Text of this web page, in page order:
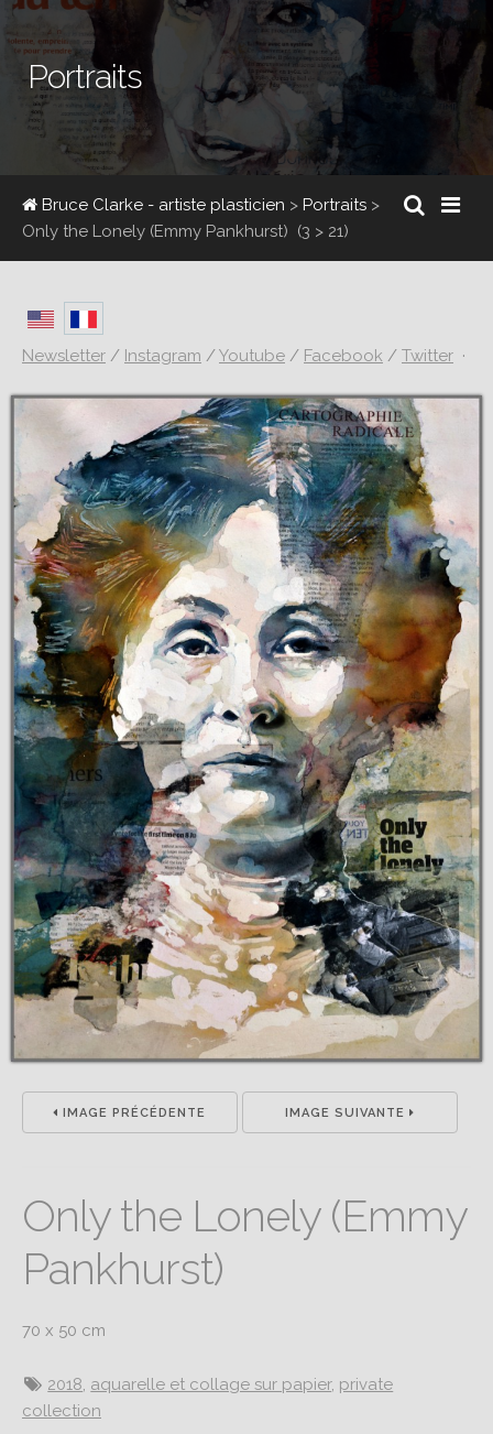
Portraits
Bruce Clarke - artiste plasticien > Portraits >
Only the Lonely (Emmy Pankhurst) (3 > 21)
Newsletter / Instagram /Youtube / Facebook / Twitter ·
IMAGE PRÉCÉDENTE IMAGE SUIVANTE
Only the Lonely (Emmy
Pankhurst)
70 x 50 cm
2018 aquarelle et collage sur papier, private
collection